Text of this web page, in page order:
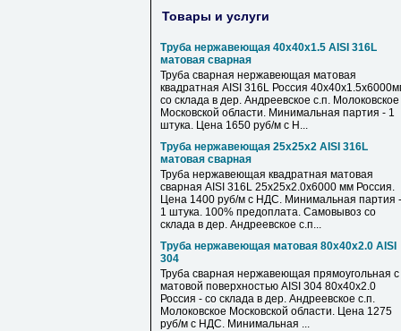
Товары и услуги
Труба нержавеющая 40х40х1.5 AISI 316L
матовая сварная
Труба сварная нержавеющая матовая
квадратная AISI 316L Россия
со склада в дер. Андреевское с.п. Молоковское
Московской области. Минимальная партия - 1
штука. Цена 1650 руб/м с Н...
Труба нержавеющая 25х25х2 AISI 316L
матовая сварная
Труба нержавеющая квадратная матовая
сварная AISI 316L 25х25х2.0х6000 мм Россия.
Цена 1400 руб/м с НДС. Минимальная партия -
1 штука. 100% предоплата. Самовывоз со
склада в дер. Андреевское с.п...
Труба нержавеющая матовая 80х40х2.0 AISI
304
Труба сварная нержавеющая прямоугольная с
матовой поверхностью AISI 304 80х40х2.0
Россия - со склада в дер. Андреевское с.п.
Молоковское Московской области. Цена 1275
руб/м с НДС. Минимальная ...